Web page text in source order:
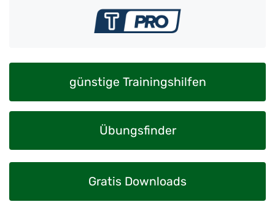
günstige Trainingshilfen
Übungsfinder
Gratis Downloads